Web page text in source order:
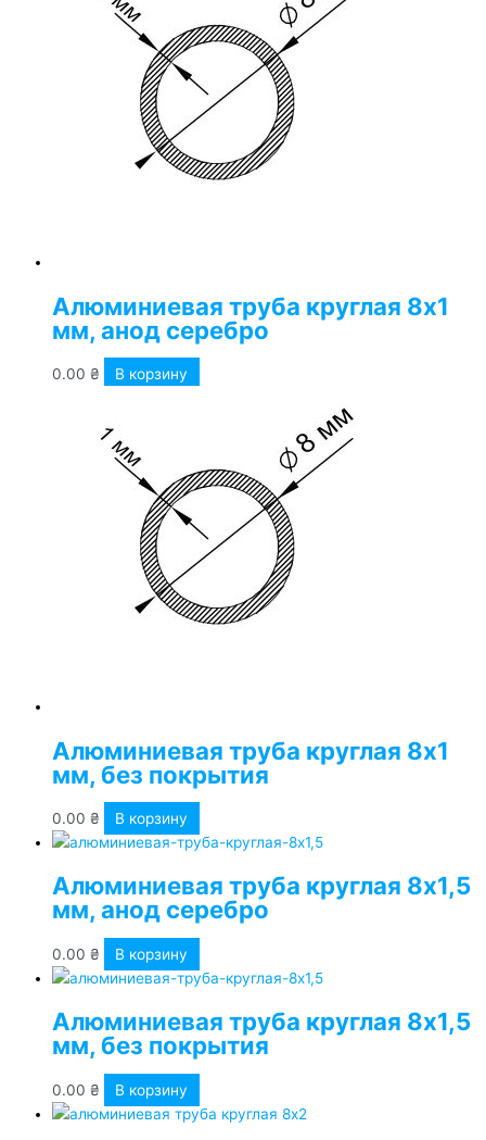
Алюминиевая труба круглая 8х1
мм, анод серебро
0.00 ₴ В корзину
Алюминиевая труба круглая 8х1
мм, без покрытия
0.00 ₴ В корзину
Алюминиевая труба круглая 8х1,5
мм, анод серебро
0.00 ₴ В корзину
Алюминиевая труба круглая 8х1,5
мм, без покрытия
0.00 ₴ В корзину